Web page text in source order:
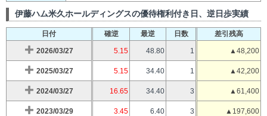
伊藤ハム米久ホールディングスの優待権利付き日、逆日歩実績
日付 確逆 最逆 日数 差引残高
2026/03/27 5.15 48.80 1 ▲48,200
2025/03/27 5.15 34.40 1 ▲42,200
2024/03/27 16.65 34.40 3 ▲61,400
2023/03/29 3.45 6.40 3 ▲197,600